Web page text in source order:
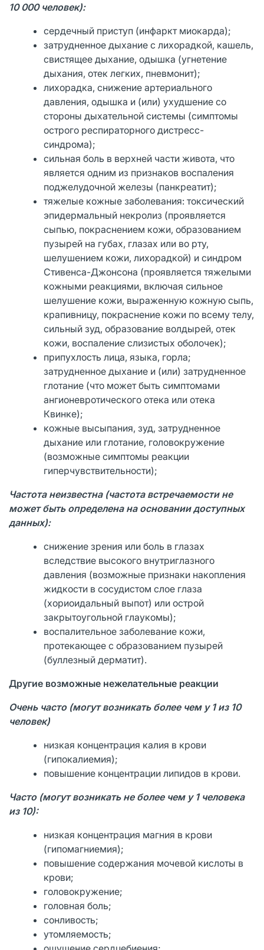
10 000 человек):
сердечный приступ (инфаркт миокарда);
затрудненное дыхание с лихорадкой, кашель,
свистящее дыхание, одышка (угнетение
дыхания, отек легких, пневмонит);
лихорадка, снижение артериального
давления, одышка и (или) ухудшение со
стороны дыхательной системы (симптомы
острого респираторного дистресс-
синдрома);
сильная боль в верхней части живота, что
является одним из признаков воспаления
поджелудочной железы (панкреатит);
тяжелые кожные заболевания: токсический
эпидермальный некролиз (проявляется
сыпью, покраснением кожи, образованием
пузырей на губах, глазах или во рту,
шелушением кожи, лихорадкой) и синдром
Стивенса-Джонсона (проявляется тяжелыми
кожными реакциями, включая сильное
шелушение кожи, выраженную кожную сыпь,
крапивницу, покраснение кожи по всему телу,
сильный зуд, образование волдырей, отек
кожи, воспаление слизистых оболочек);
припухлость лица, языка, горла;
затрудненное дыхание и (или) затрудненное
глотание (что может быть симптомами
ангионевротического отека или отека
Квинке);
кожные высыпания, зуд, затрудненное
дыхание или глотание, головокружение
(возможные симптомы реакции
гиперчувствительности);
Частота неизвестна (частота встречаемости не
может быть определена на основании доступных
данных):
снижение зрения или боль в глазах
вследствие высокого внутриглазного
давления (возможные признаки накопления
жидкости в сосудистом слое глаза
(хориоидальный выпот) или острой
закрытоугольной глаукомы);
воспалительное заболевание кожи,
протекающее с образованием пузырей
(буллезный дерматит).
Другие возможные нежелательные реакции
Очень часто (могут возникать более чем у 1 из 10
человек)
низкая концентрация калия в крови
(гипокалиемия);
повышение концентрации липидов в крови.
Часто (могут возникать не более чем у 1 человека
из 10):
низкая концентрация магния в крови
(гипомагниемия);
повышение содержания мочевой кислоты в
крови;
головокружение;
головная боль;
сонливость;
утомляемость;